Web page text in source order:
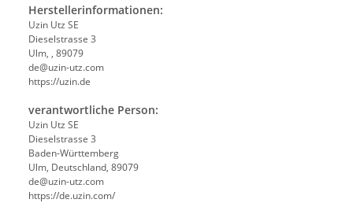
Herstellerinformationen:
Uzin Utz SE
Dieselstrasse 3
Ulm, , 89079
de@uzin-utz.com
https://uzin.de
verantwortliche Person:
Uzin Utz SE
Dieselstrasse 3
Baden-Württemberg
Ulm, Deutschland, 89079
de@uzin-utz.com
https://de.uzin.com/